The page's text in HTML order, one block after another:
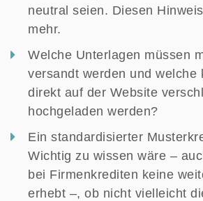
neutral seien. Diesen
mehr.
Welche Unterlagen müssen
versandt werden und welche
direkt auf der Website
hochgeladen werden?
Ein standardisierter
Wichtig zu wissen wäre –
bei Firmenkrediten keine
erhebt –, ob nicht vielleicht